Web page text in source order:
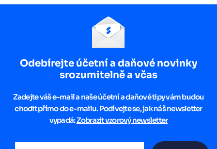
Odebírejte účetní a daňové novinky
srozumitelně a včas
Zadejte váš e-mail a naše účetní a daňové tipy vám budou
chodit přímo do e-mailu. Podívejte se, jak náš newsletter
vypadá:Zobrazit vzorový newsletter